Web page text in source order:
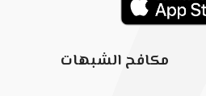
مكافح الشبهات